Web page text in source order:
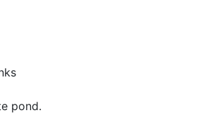
pond.